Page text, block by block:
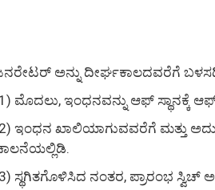
ಅನ್ನು ದೀರ್ಘಕಾಲದವರೆಗೆ
ಮೊದಲು, ಇಂಧನವನ್ನು ಆಫ್ ಸ್ಥಾನಕ್ಕೆ
ಇಂಧನ ಖಾಲಿಯಾಗುವವರೆಗೆ ಮತ್ತು
ಸ್ಥಗಿತಗೊಳಿಸಿದ ನಂತರ, ಪ್ರಾರಂಭ ಸ್ವಿಚ್